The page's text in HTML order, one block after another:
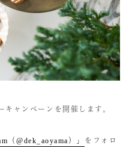
ャンペーンを開催します。
（@dek_aoyama）」
をフォロ